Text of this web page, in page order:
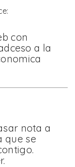
con
a la
nota a
que se